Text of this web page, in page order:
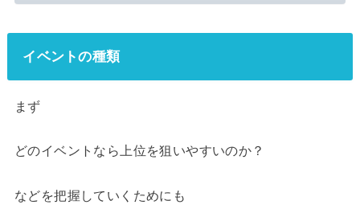
イベントの種類
まず
どのイベントなら上位を狙いやすいのか？
などを把握していくためにも